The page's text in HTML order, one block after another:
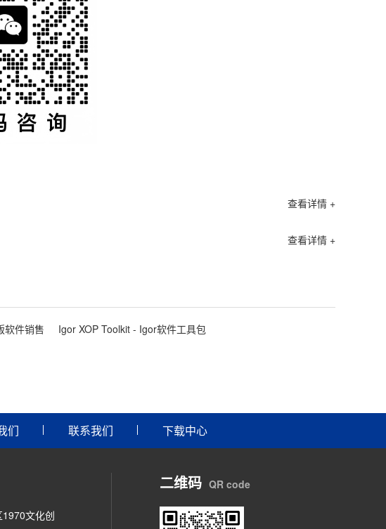
查看详情 +
查看详情 +
软件销售
Igor XOP Toolkit - Igor软件工具包
们 联系我们 下载中心
文化创
二维码 QR code